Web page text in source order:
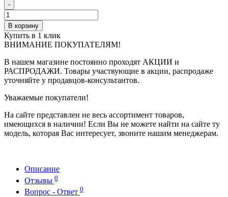
-
В корзину
Купить в 1 клик
ВНИМАНИЕ ПОКУПАТЕЛЯМ!
В нашем магазине постоянно проходят АКЦИИ и
РАСПРОДАЖИ. Товары участвующие в акции, распродаже
уточняйте у продавцов-консультантов.
Уважаемые покупатели!
На сайте представлен не весь ассортимент товаров,
имеющихся в наличии! Если Вы не можете найти на сайте ту
модель, которая Вас интересует, звоните нашим менеджерам.
Описание
Отзывы 0
Вопрос - Ответ 0